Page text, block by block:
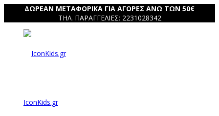
ΔΩΡΕΑΝ ΜΕΤΑΦΟΡΙΚΑ ΓΙΑ ΑΓΟΡΕΣ ΑΝΩ ΤΩΝ 50€
ΤΗΛ. ΠΑΡΑΓΓΕΛΙΕΣ: 2231028342
IconKids.gr